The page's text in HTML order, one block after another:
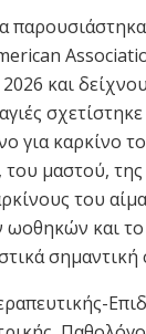
και
για καρκίνο
του μαστού,
του
ωοθηκών και
σημαντική